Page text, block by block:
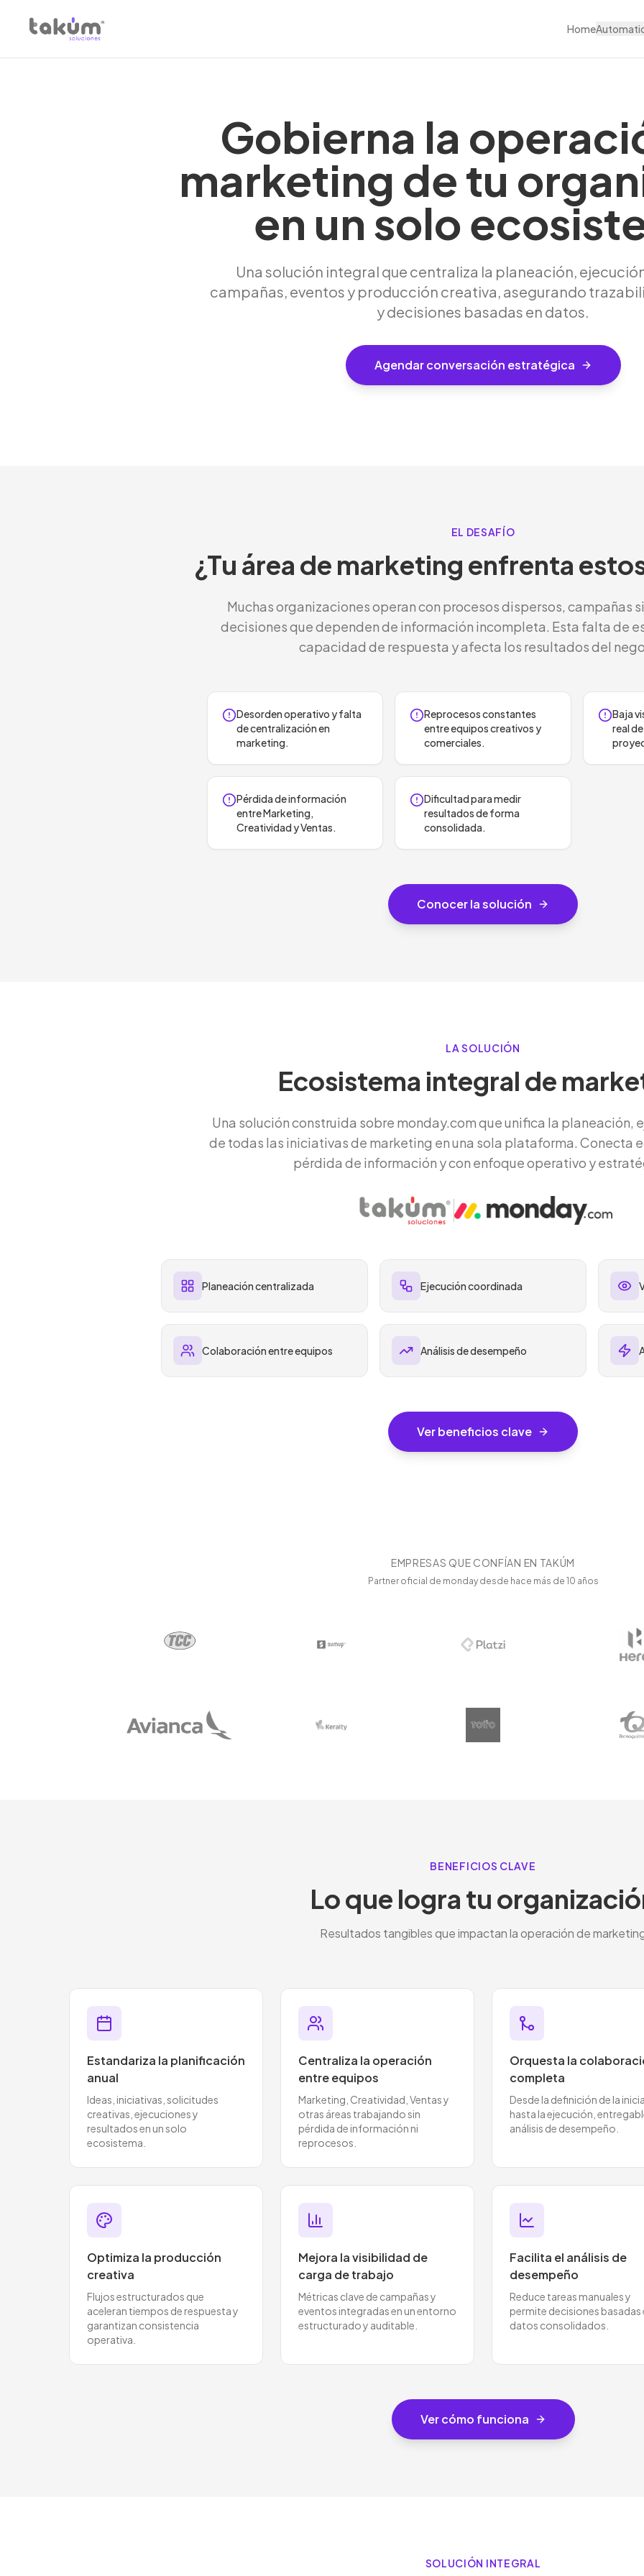
Home
Gobierna la
marketing de tu
en un solo
Una solución integral que centraliza la planeación,
campañas, eventos y producción creativa, asegurando
y decisiones basadas en datos.
Agendar conversación estratégica
EL DESAFÍO
¿Tu área de marketing enfrenta
Muchas organizaciones operan con procesos dispersos, campañas
decisiones que dependen de información incompleta. Esta falta de
capacidad de respuesta y afecta los resultados del
Desorden operativo y falta
de centralización en
marketing.
Reprocesos constantes
entre equipos creativos y
comerciales.
Baja
real
Pérdida de información
entre Marketing,
Creatividad y Ventas.
Dificultad para medir
resultados de forma
consolidada.
Conocer la solución
LA SOLUCIÓN
Ecosistema integral de
Una solución construida sobre monday.com que unifica la planeación,
de todas las iniciativas de marketing en una sola plataforma. Conecta
pérdida de información y con enfoque operativo y
Planeación centralizada Ejecución coordinada
Colaboración entre equipos Análisis de desempeño
Ver beneficios clave
EMPRESAS QUE CONFÍAN EN TAKÚM
Partner oficial de monday desde hace más de 10 años
BENEFICIOS CLAVE
Lo que logra tu
Resultados tangibles que impactan la operación de
Estandariza la planificación
anual
Ideas, iniciativas, solicitudes
creativas, ejecuciones y
resultados en un solo
ecosistema.
Centraliza la operación
entre equipos
Marketing, Creatividad, Ventas y
otras áreas trabajando sin
pérdida de información ni
reprocesos.
Orquesta la
completa
Desde la definición de la
hasta la ejecución,
análisis de desempeño.
Optimiza la producción
creativa
Flujos estructurados que
aceleran tiempos de respuesta y
garantizan consistencia
operativa.
Mejora la visibilidad de
carga de trabajo
Métricas clave de campañas y
eventos integradas en un entorno
estructurado y auditable.
Facilita el análisis de
desempeño
Reduce tareas manuales y
permite decisiones basadas
datos consolidados.
Ver cómo funciona
SOLUCIÓN INTEGRAL